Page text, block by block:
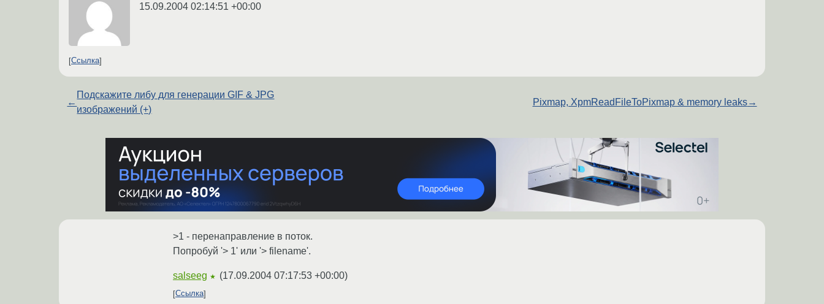
15.09.2004 02:14:51 +00:00
Ссылка
←
Подскажите либу для генерации GIF & JPG
изображений (+)
Pixmap, XpmReadFileToPixmap & memory leaks→
>1 - перенаправление в поток.
Попробуй '> 1' или '> filename'.
salseeg ★ (17.09.2004 07:17:53 +00:00)
Ссылка